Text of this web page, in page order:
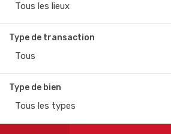
Tous les lieux
Type de transaction
Tous
Type de bien
Tous les types